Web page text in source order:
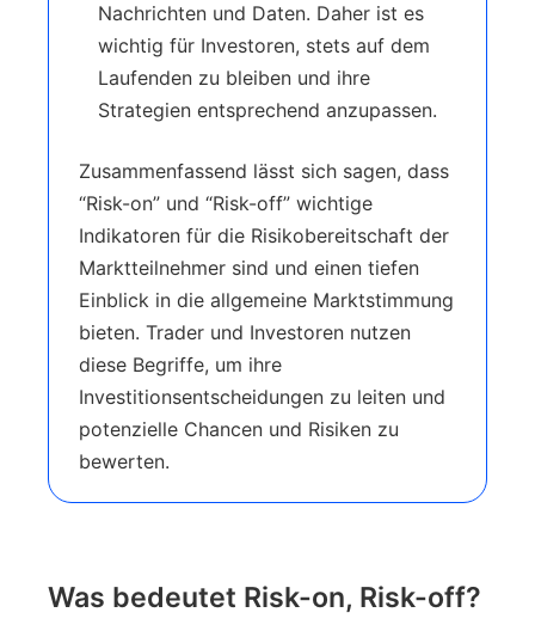
Nachrichten und Daten. Daher ist es
wichtig für Investoren, stets auf dem
Laufenden zu bleiben und ihre
Strategien entsprechend anzupassen.
Zusammenfassend lässt sich sagen, dass
“Risk-on” und “Risk-off” wichtige
Indikatoren für die Risikobereitschaft der
Marktteilnehmer sind und einen tiefen
Einblick in die allgemeine Marktstimmung
bieten. Trader und Investoren nutzen
diese Begriffe, um ihre
Investitionsentscheidungen zu leiten und
potenzielle Chancen und Risiken zu
bewerten.
Was bedeutet Risk-on, Risk-off?